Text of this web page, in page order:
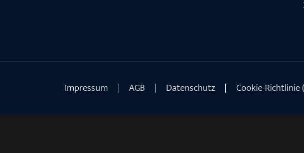
Impressum AGB Datenschutz Cookie-Richtlinie